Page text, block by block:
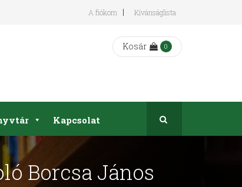
A fiókom Kívánságlista
Kosár 0
Kapcsolat
Borcsa János